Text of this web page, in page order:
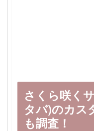
さくら咲く
タバ)のカス
も調査！